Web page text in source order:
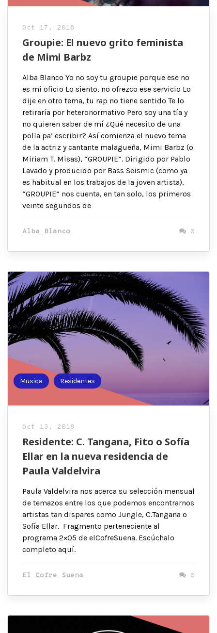
Oct 17, 2018
Groupie: El nuevo grito feminista
de Mimi Barbz
Alba Blanco Yo no soy tu groupie porque ese no
es mi oficio Lo siento, no ofrezco ese servicio Lo
dije en otro tema, tu rap no tiene sentido Te lo
retiraría por heteronormativo Pero soy una tía y
no quieren saber de mí ¿Qué necesito de una
polla pa’ escribir? Así comienza el nuevo tema
de la actriz y cantante malagueña, Mimi Barbz (o
Miriam T. Misas), “GROUPIE”. Dirigido por Pablo
Lavado y producido por Bass Seismic (como ya
es habitual en los trabajos de la joven artista),
“GROUPIE” nos cuenta, en tan solo, los primeros
veinte segundos de
Alba Blanco 0
Musica Residentes
Oct 13, 2018
Residente: C. Tangana, Fito o Sofía
Ellar en la nueva residencia de
Paula Valdelvira
Paula Valdelvira nos acerca su selección mensual
de temazos entre los que podemos encontrarnos
artistas tan dispares como Jungle, C.Tangana o
Sofía Ellar. Fragmento perteneciente al
programa 2×05 de elCofreSuena. Escúchalo
completo aquí.
El Cofre Suena 0